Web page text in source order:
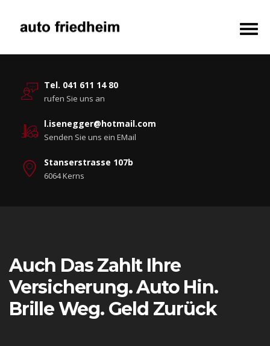
Tel. 041 611 14 80
rufen Sie uns an
l.isenegger@hotmail.com
Senden Sie uns ein EMail
Stanserstrasse 107b
6064 Kerns
Auch Das Zahlt Ihre
Versicherung. Auto Hin.
Brille Weg. Geld Zurück